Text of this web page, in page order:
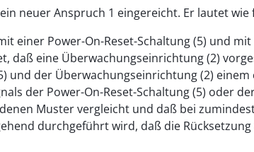
neuer Anspruch 1 eingereicht. Er lautet wie
einer Power-On-Reset-Schaltung (5) und
eine Überwachungseinrichtung (2)
und der Überwachungseinrichtung (2) einem
der Power-On-Reset-Schaltung (5) oder
Muster vergleicht und daß bei
durchgeführt wird, daß die